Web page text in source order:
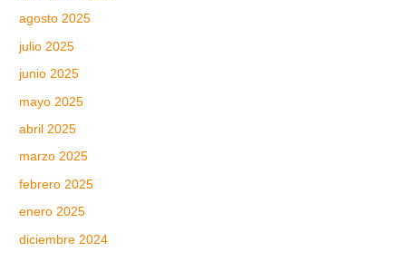
agosto 2025
julio 2025
junio 2025
mayo 2025
abril 2025
marzo 2025
febrero 2025
enero 2025
diciembre 2024